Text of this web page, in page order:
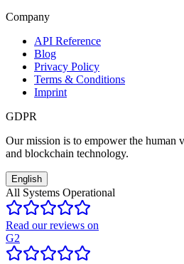
Company
API Reference
Blog
Privacy Policy
Terms & Conditions
Imprint
GDPR
Our mission is to empower the human
and blockchain technology.
English
All Systems Operational
Read our reviews on
G2